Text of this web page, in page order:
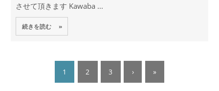
させて頂きます Kawaba ...
続きを読む »
1 2 3 › »